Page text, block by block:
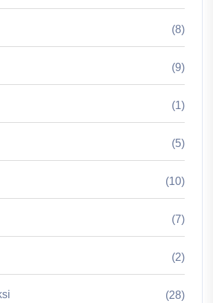
(8)
(9)
(1)
(5)
(10)
(7)
(2)
(28)